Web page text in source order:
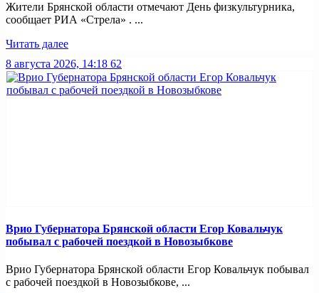
Жители Брянской области отмечают День физкультурника,
сообщает РИА «Стрела» . ...
Читать далее
8 августа 2026, 14:18 62
Врио Губернатора Брянской области Егор Ковальчук
побывал с рабочей поездкой в Новозыбкове
Врио Губернатора Брянской области Егор Ковальчук побывал
с рабочей поездкой в Новозыбкове, ...